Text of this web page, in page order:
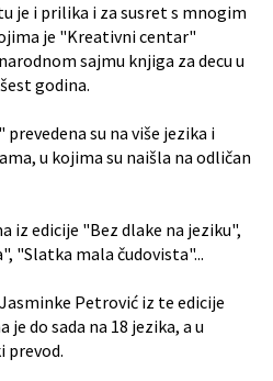
je i prilika i za susret s mnogim
je "Kreativni centar"
sajmu knjiga za decu u
godina.
su na više jezika i
u kojima su naišla na odličan
iz edicije "Bez dlake na jeziku",
"Slatka mala čudovista"...
Petrović iz te edicije
do sada na 18 jezika, a u
prevod.